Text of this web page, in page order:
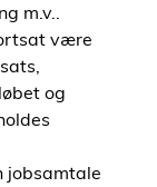
m.v..
være
og
jobsamtale